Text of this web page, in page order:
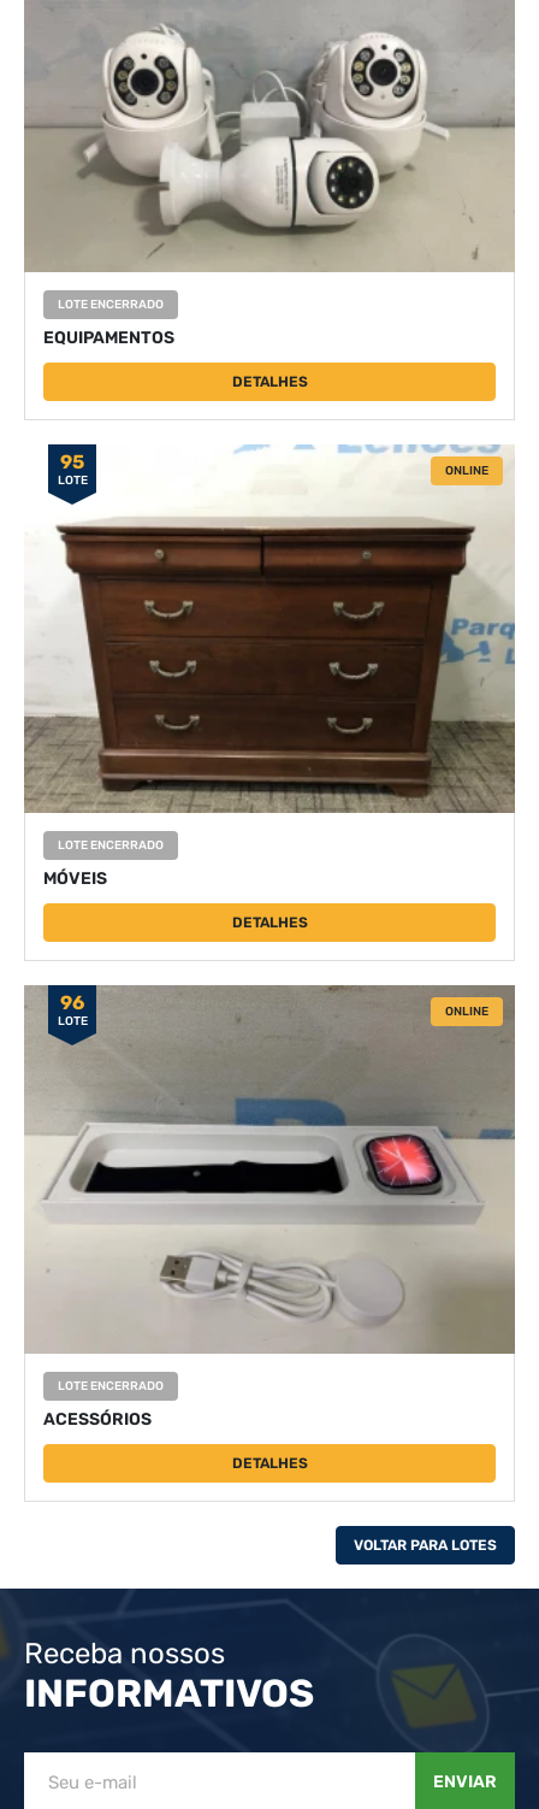
LOTE ENCERRADO
EQUIPAMENTOS
DETALHES
95
LOTE
ONLINE
LOTE ENCERRADO
MÓVEIS
DETALHES
96
LOTE
ONLINE
LOTE ENCERRADO
ACESSÓRIOS
DETALHES
VOLTAR PARA LOTES
Receba nossos
INFORMATIVOS
ENVIAR